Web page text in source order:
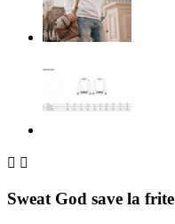
 
Sweat God save la frite